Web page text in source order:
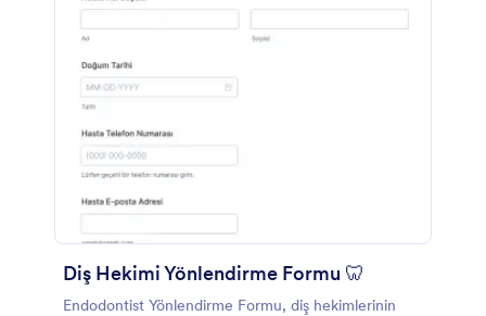
Diş Hekimi Yönlendirme Formu 🦷
Endodontist Yönlendirme Formu, diş hekimlerinin